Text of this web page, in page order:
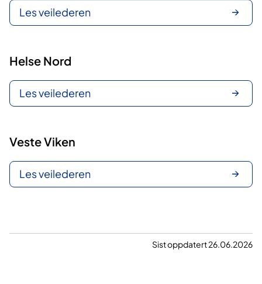
Les veilederen
Helse Nord
Les veilederen
Veste Viken
Les veilederen
Sist oppdatert 26.06.2026